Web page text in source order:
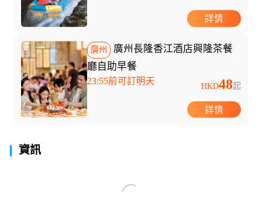
詳情
廣州
廣州長隆香江酒店興隆茶餐
廳自助早餐
23:55前可訂明天 HKD48起
詳情
資訊